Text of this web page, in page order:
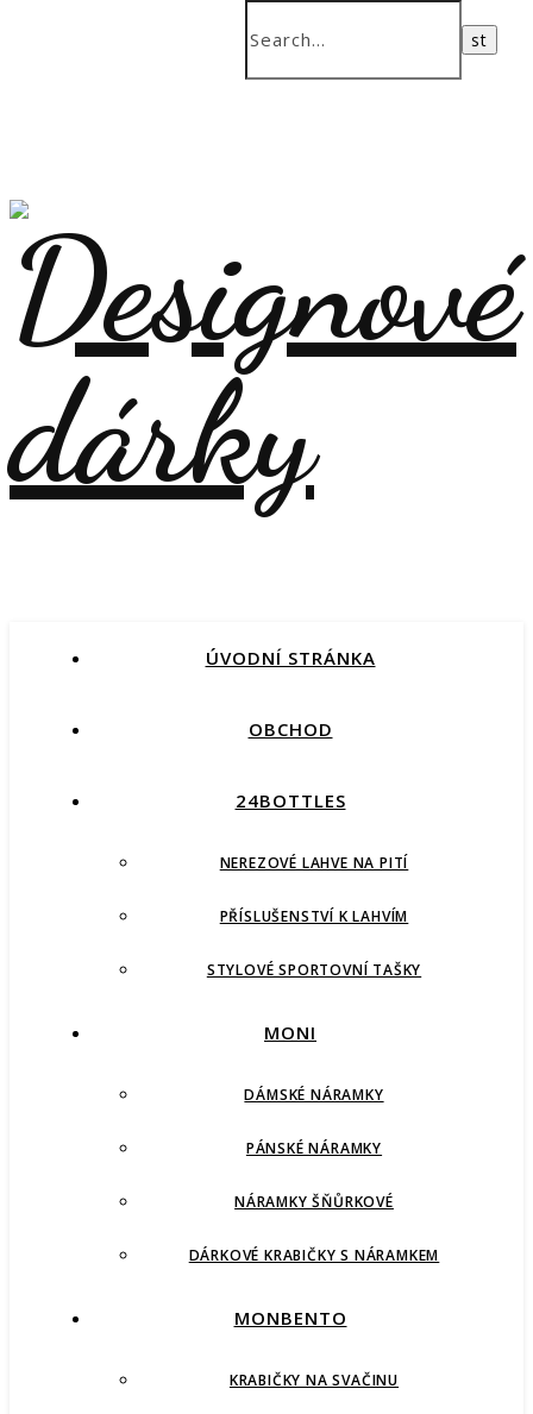
ÚVODNÍ STRÁNKA
OBCHOD
24BOTTLES
NEREZOVÉ LAHVE NA PITÍ
PŘÍSLUŠENSTVÍ K LAHVÍM
STYLOVÉ SPORTOVNÍ TAŠKY
MONI
DÁMSKÉ NÁRAMKY
PÁNSKÉ NÁRAMKY
NÁRAMKY ŠŇŮRKOVÉ
DÁRKOVÉ KRABIČKY S NÁRAMKEM
MONBENTO
KRABIČKY NA SVAČINU